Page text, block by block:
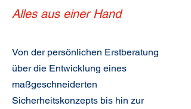
Alles aus einer Hand
Von der persönlichen Erstberatung
über die Entwicklung eines
maßgeschneiderten
Sicherheitskonzepts bis hin zur